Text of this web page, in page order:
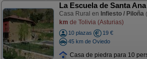
La Escuela de Santa Ana
Casa Rural en Infiesto / Piloña
km de Tolivia (Asturias)
10 plazas
19 €
45 km de Oviedo
Casa de piedra para 10